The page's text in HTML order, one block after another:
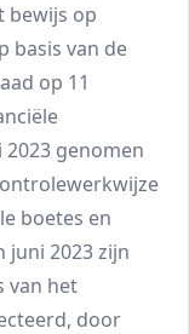
bewijs op
basis van de
op 11
genomen
boetes en
juni 2023 zijn
van het
door